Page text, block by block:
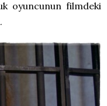
oyuncunun filmdeki